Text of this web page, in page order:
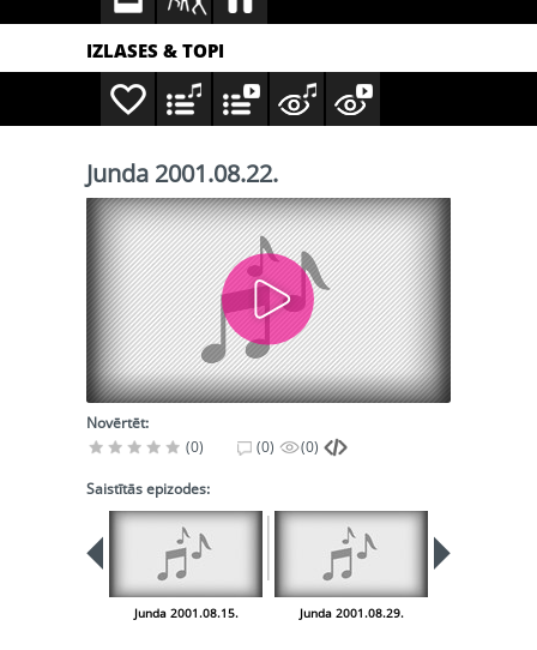
IZLASES & TOPI
Junda 2001.08.22.
Novērtēt:
(0)
(0) (0)
Saistītās epizodes:
Junda 2001.08.15. Junda 2001.08.29.